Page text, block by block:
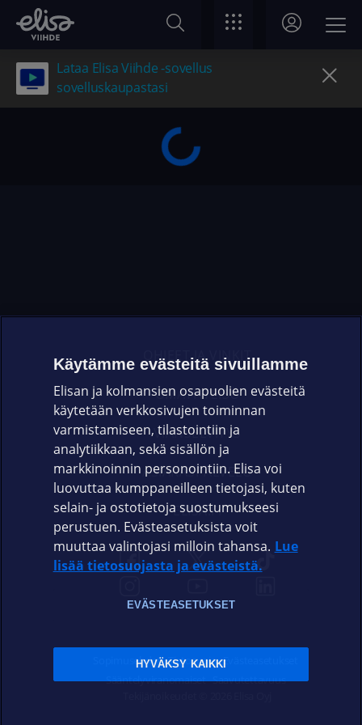
Lataa Elisa Viihde -sovellus
sovelluskaupastasi
OHJEET JA VINKIT
OMAYHTEISÖ
VIANSELVITYS
ASIAKASPALVELU
ELISA.FI
Sopimusehdot Tietosuoja Evästeasetukset
Sääntelyviranomaiset Saavutettavuus
Käytämme evästeitä sivuillamme
Elisan ja kolmansien osapuolien evästeitä
käytetään verkkosivujen toiminnan
varmistamiseen, tilastointiin ja
analytiikkaan, sekä sisällön ja
markkinoinnin personointiin. Elisa voi
luovuttaa kumppaneilleen tietojasi, kuten
selain- ja ostotietoja suostumukseesi
perustuen. Evästeasetuksista voit
muuttaa valintojasi milloin tahansa. Lue
lisää tietosuojasta ja evästeistä.
EVÄSTEASETUKSET
HYVÄKSY KAIKKI